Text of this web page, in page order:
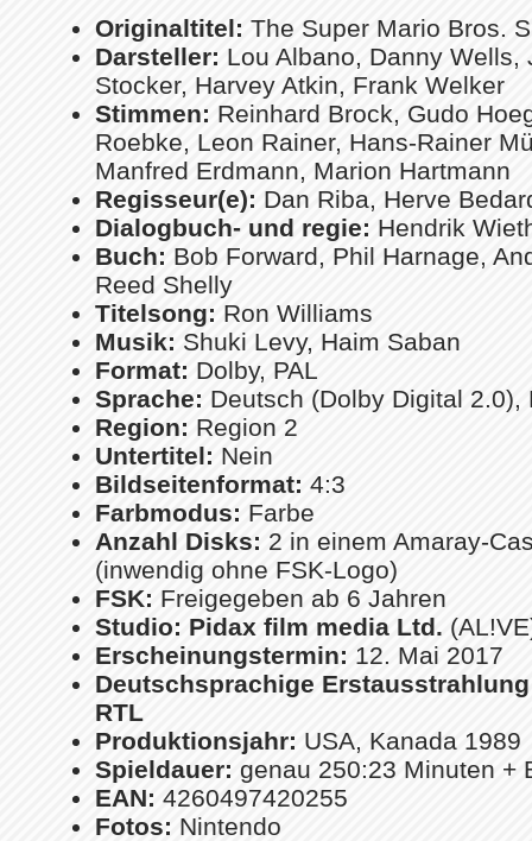
Originaltitel: The Super Mario Bros.
Darsteller: Lou Albano, Danny Wells,
Stocker, Harvey Atkin, Frank Welker
Stimmen: Reinhard Brock, Gudo
Roebke, Leon Rainer, Hans-Rainer
Manfred Erdmann, Marion Hartmann
Regisseur(e): Dan Riba, Herve
Dialogbuch- und regie: Hendrik
Buch: Bob Forward, Phil Harnage,
Reed Shelly
Titelsong: Ron Williams
Musik: Shuki Levy, Haim Saban
Format: Dolby, PAL
Sprache: Deutsch (Dolby Digital
Region: Region 2
Untertitel: Nein
Bildseitenformat: 4:3
Farbmodus: Farbe
Anzahl Disks: 2 in einem Amaray-
(inwendig ohne FSK-Logo)
FSK: Freigegeben ab 6 Jahren
Studio: Pidax film media Ltd.
Erscheinungstermin: 12. Mai 2017
Deutschsprachige
RTL
Produktionsjahr: USA, Kanada 1989
Spieldauer: genau 250:23 Minuten +
EAN: 4260497420255
Fotos: Nintendo